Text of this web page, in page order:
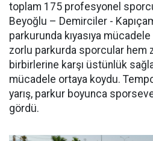
toplam 175 profesyonel
Beyoğlu – Demirciler -
parkurunda kıyasıya
zorlu parkurda sporcular hem
birbirlerine karşı üstünlük
mücadele ortaya koydu.
yarış, parkur boyunca
gördü.